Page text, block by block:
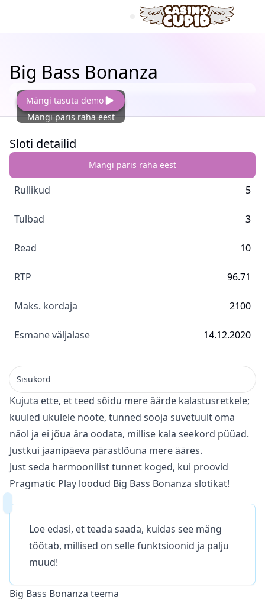
Big Bass Bonanza
Mängi tasuta demo
Mängi päris raha eest
Sloti detailid
Rullikud 5
Tulbad 3
Read 10
RTP 96.71
Maks. kordaja 2100
Esmane väljalase 14.12.2020
Mängi päris raha eest
Kujuta ette, et teed sõidu mere äärde kalastusretkele;
kuuled ukulele noote, tunned sooja suvetuult oma
näol ja ei jõua ära oodata, millise kala seekord püüad.
Justkui jaanipäeva pärastlõuna mere ääres.
Just seda harmoonilist tunnet koged, kui proovid
Pragmatic Play loodud Big Bass Bonanza slotikat!
Loe edasi, et teada saada, kuidas see mäng
töötab, millised on selle funktsioonid ja palju
muud!
Big Bass Bonanza teema
Sisukord